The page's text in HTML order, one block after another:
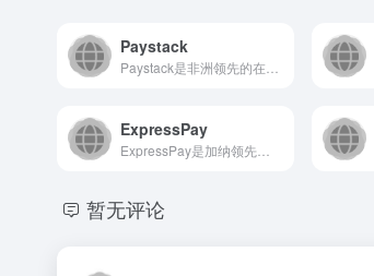
Paystack
ExpressPay
暂无评论